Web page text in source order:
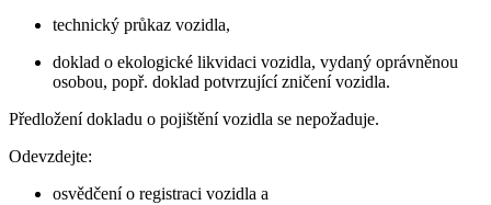
technický průkaz vozidla,
doklad o ekologické likvidaci vozidla, vydaný oprávněnou
osobou, popř. doklad potvrzující zničení vozidla.
Předložení dokladu o pojištění vozidla se nepožaduje.
Odevzdejte:
osvědčení o registraci vozidla a